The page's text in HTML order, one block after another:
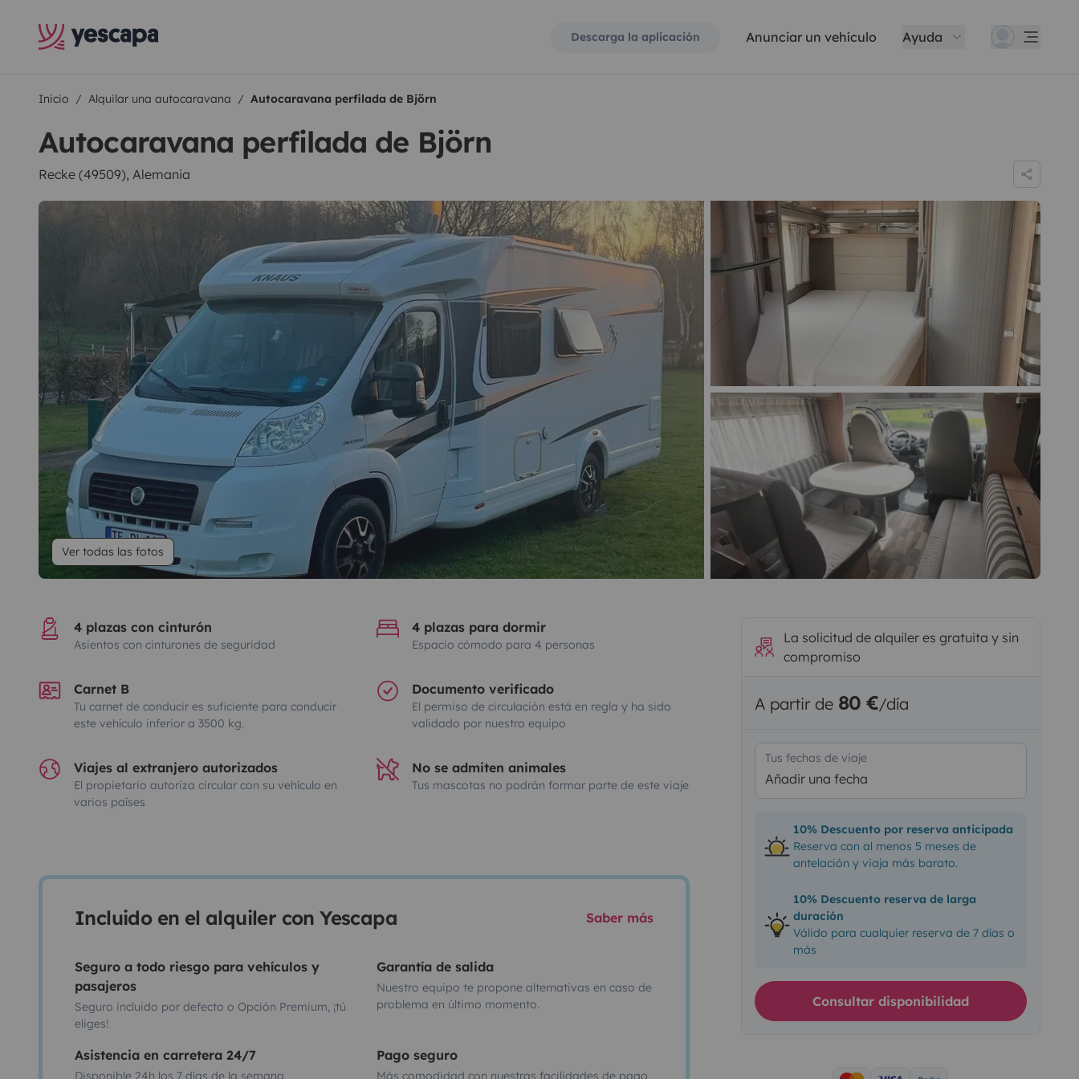
Descarga la aplicación Anunciar un vehículo Ayuda
Inicio Alquilar una autocaravana Autocaravana perfilada de Björn
Autocaravana perfilada de Björn
Recke (49509), Alemania
Ver todas las fotos
4 plazas con cinturón
Asientos con cinturones de seguridad
4 plazas para dormir
Espacio cómodo para 4 personas
Carnet B
Tu carnet de conducir es suficiente para conducir
este vehículo inferior a 3500 kg.
Documento verificado
El permiso de circulación está en regla y ha sido
validado por nuestro equipo
Viajes al extranjero autorizados
El propietario autoriza circular con su vehículo en
varios países
No se admiten animales
Tus mascotas no podrán formar parte de este viaje
Incluido en el alquiler con Yescapa Saber más
Seguro a todo riesgo para vehículos y
pasajeros
Seguro incluido por defecto o Opción Premium, ¡tú
eliges!
Garantía de salida
Nuestro equipo te propone alternativas en caso de
problema en último momento.
Asistencia en carretera 24/7
Disponible 24h los 7 días de la semana
Pago seguro
Más comodidad con nuestras facilidades de pago
La solicitud de alquiler es gratuita y sin
compromiso
A partir de 80 €/día
Tus fechas de viaje
Añadir una fecha
10% Descuento por reserva anticipada
Reserva con al menos 5 meses de
antelación y viaja más barato.
10% Descuento reserva de larga
duración
Válido para cualquier reserva de 7 días o
más
Consultar disponibilidad